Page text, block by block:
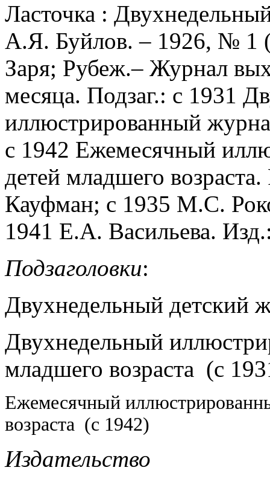
Ласточка :
А.Я. Буйлов. – 1926, № 1
Заря; Рубеж.– Журнал
месяца. Подзаг.: с 1931
иллюстрированный
с 1942 Ежемесячный
детей младшего
Кауфман; с 1935 М.С.
1941 Е.А. Васильева.
Подзаголовки:
Двухнедельный детский
Двухнедельный
младшего возраста (с
Ежемесячный
возраста (с 1942)
Издательство